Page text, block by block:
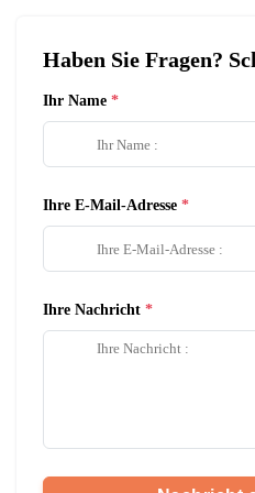
Haben Sie Fragen?
Ihr Name
Ihre E-Mail-Adresse
Ihre Nachricht